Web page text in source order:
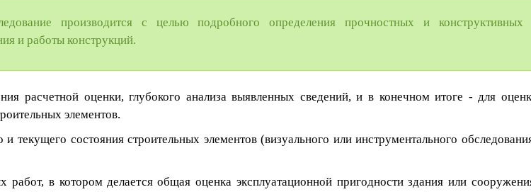
производится с цельюподробного определения прочностных и конструктивных
и работы конструкций.
расчетной оценки, глубокого анализа выявленных сведений, и в конечном итоге - для
элементов.
текущего состояния строительных элементов(визуального или инструментального
работ, в котором делается общая оценка эксплуатационной пригодности здания или